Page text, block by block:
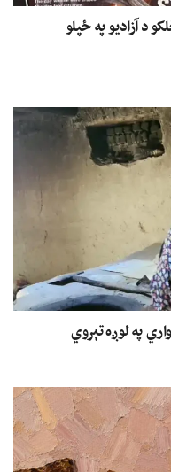
د آزادیو په ځپلو
په لوږه تېروي